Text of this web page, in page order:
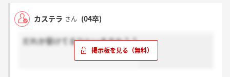
カステラ さん (04卒)
だれか受けてるひといますか？？